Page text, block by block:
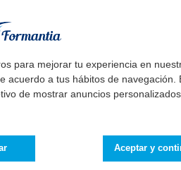
para mejorar tu experiencia en
acuerdo a tus hábitos de navegación.
de mostrar anuncios personalizados.
Aceptar y
Nos centramos
el programa se
a los que